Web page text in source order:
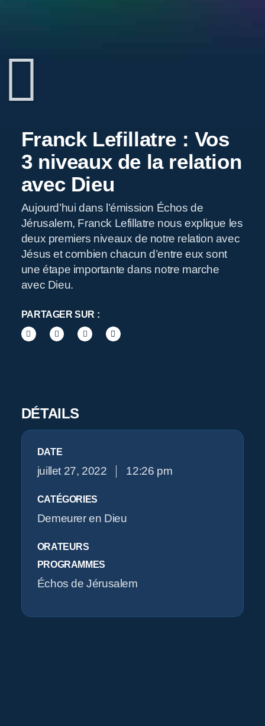
Franck Lefillatre : Vos
3 niveaux de la relation
avec Dieu
Aujourd’hui dans l’émission Échos de
Jérusalem, Franck Lefillatre nous explique les
deux premiers niveaux de notre relation avec
Jésus et combien chacun d’entre eux sont
une étape importante dans notre marche
avec Dieu.
PARTAGER SUR :
DÉTAILS
DATE
juillet 27, 2022 12:26 pm
CATÉGORIES
Demeurer en Dieu
ORATEURS
PROGRAMMES
Échos de Jérusalem